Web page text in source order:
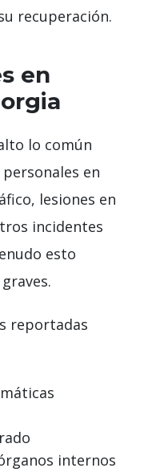
recuperación.
en
lo común
en
lesiones en
incidentes
esto
reportadas
internos